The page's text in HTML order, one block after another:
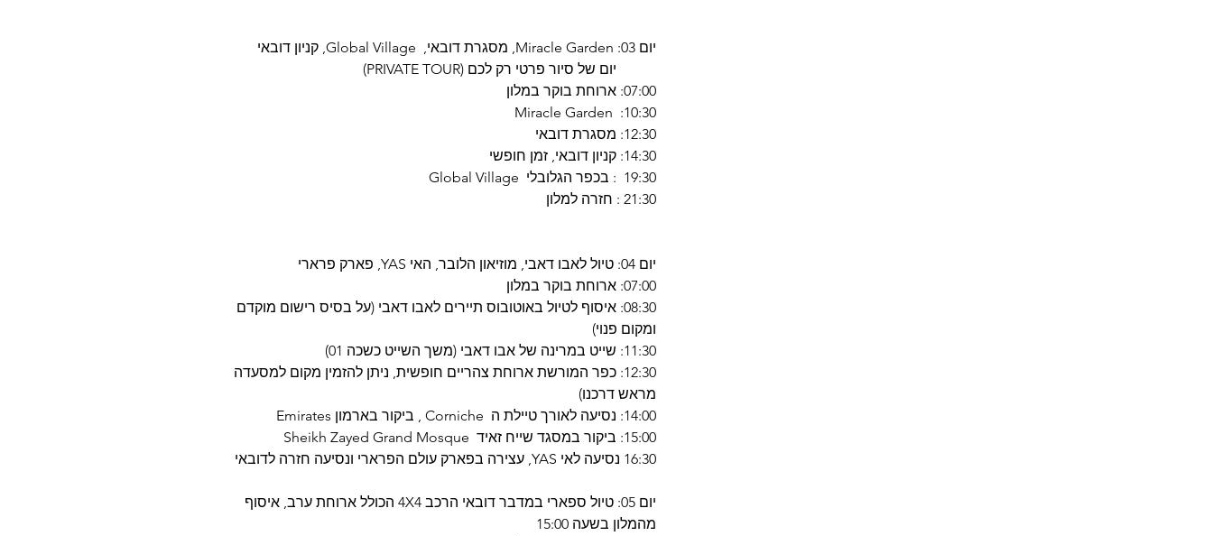
יום 03: Miracle Garden, מסגרת דובאי, Global Village, קניון דובאי
יום של סיור פרטי רק לכם (PRIVATE TOUR)
07:00: ארוחת בוקר במלון
10:30: Miracle Garden
12:30: מסגרת דובאי
14:30: קניון דובאי, זמן חופשי
19:30 : בכפר הגלובלי Global Village
21:30 : חזרה למלון
יום 04: טיול לאבו דאבי, מוזיאון הלובר, האי YAS, פארק פרארי
07:00: ארוחת בוקר במלון
08:30: איסוף לטיול באוטובוס תיירים לאבו דאבי (על בסיס רישום מוקדם
ומקום פנוי)
11:30: שייט במרינה של אבו דאבי (משך השייט כשכה 01)
12:30: כפר המורשת ארוחת צהריים חופשית, ניתן להזמין מקום למסעדה
מראש דרכנו)
14:00: נסיעה לאורך טיילת ה Corniche , ביקור בארמון Emirates
15:00: ביקור במסגד שייח זאיד Sheikh Zayed Grand Mosque
16:30 נסיעה לאי YAS, עצירה בפארק עולם הפרארי ונסיעה חזרה לדובאי
יום 05: טיול ספארי במדבר דובאי הרכב 4X4 הכולל ארוחת ערב, איסוף
מהמלון בשעה 15:00